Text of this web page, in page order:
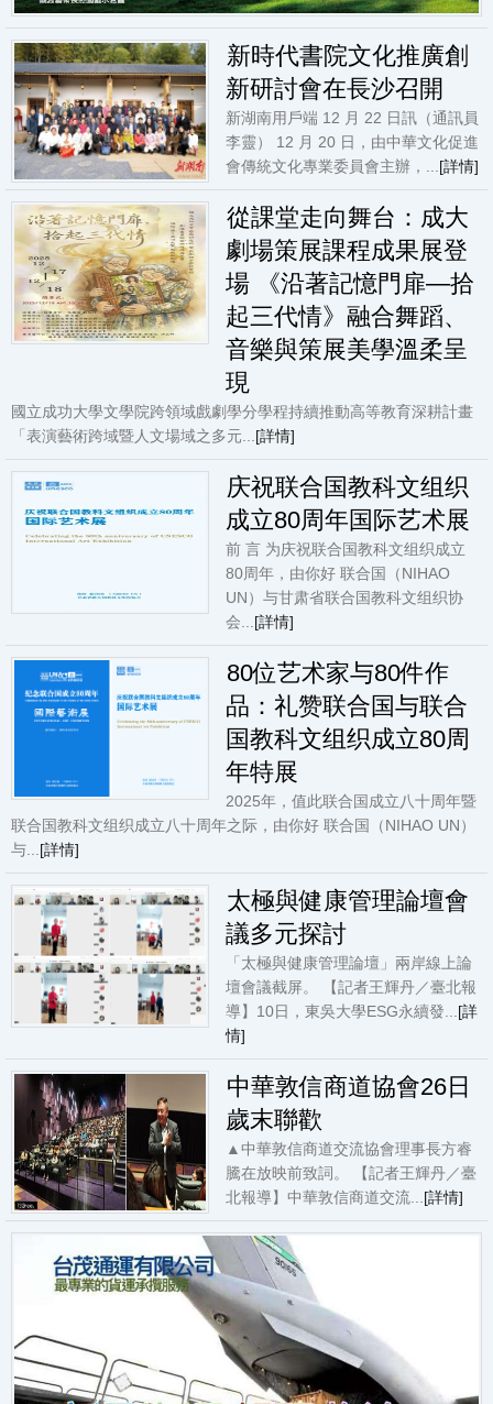
新時代書院文化推廣創
新研討會在長沙召開
新湖南用戶端 12 月 22 日訊（通訊員
李靈） 12 月 20 日，由中華文化促進
會傳統文化專業委員會主辦，... [詳情]
從課堂走向舞台：成大
劇場策展課程成果展登
場 《沿著記憶門扉—拾
起三代情》融合舞蹈、
音樂與策展美學溫柔呈
現
國立成功大學文學院跨領域戲劇學分學程持續推動高等教育深耕計畫
「表演藝術跨域暨人文場域之多元... [詳情]
庆祝联合国教科文组织
成立80周年国际艺术展
前 言 为庆祝联合国教科文组织成立
80周年，由你好 联合国（NIHAO
UN）与甘肃省联合国教科文组织协
会... [詳情]
80位艺术家与80件作
品：礼赞联合国与联合
国教科文组织成立80周
年特展
2025年，值此联合国成立八十周年暨
联合国教科文组织成立八十周年之际，由你好 联合国（NIHAO UN）
与... [詳情]
太極與健康管理論壇會
議多元探討
「太極與健康管理論壇」兩岸線上論
壇會議截屏。 【記者王輝丹／臺北報
導】10日，東吳大學ESG永續發... [詳
情]
中華敦信商道協會26日
歲末聯歡
▲中華敦信商道交流協會理事長方睿
騰在放映前致詞。 【記者王輝丹／臺
北報導】中華敦信商道交流... [詳情]